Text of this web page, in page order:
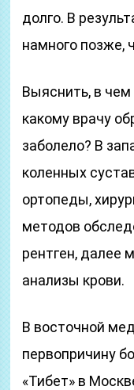
долго. В
намного позже,
Выяснить, в
какому врачу
заболело? В
коленных
ортопеды,
методов
рентген, далее
анализы крови.
В восточной
первопричину
«Тибет» в